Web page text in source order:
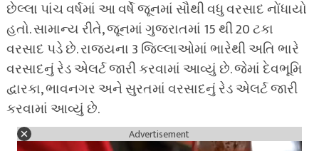
છેલ્લા પાંચ વર્ષમાં આ વર્ષે જૂનમાં સૌથી વધુ વરસાદ નોંધાયો
હતો. સામાન્ય રીતે, જૂનમાં ગુજરાતમાં 15 થી 20 ટકા
વરસાદ પડે છે. રાજ્યના 3 જિલ્લાઓમાં ભારેથી અતિ ભારે
વરસાદનું રેડ એલર્ટ જારી કરવામાં આવ્યું છે. જેમાં દેવભૂમિ
દ્વારકા, ભાવનગર અને સુરતમાં વરસાદનું રેડ એલર્ટ જારી
કરવામાં આવ્યું છે.
Advertisement